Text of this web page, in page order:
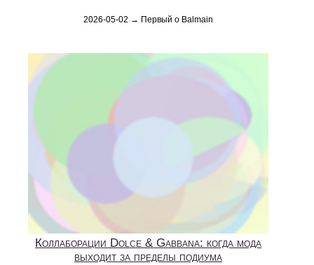
2026-05-02 → Первый о Balmain
Коллаборации Dolce & Gabbana: когда мода
выходит за пределы подиума